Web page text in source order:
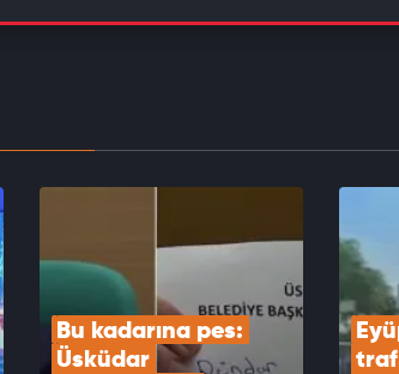
Dışişleri Bakanlığı Sözcüsü Keçeli'den
Turizm Özel Mekansal Çerçevesi'ne ilişkin
Bu kadarına pes:
Üsküdar